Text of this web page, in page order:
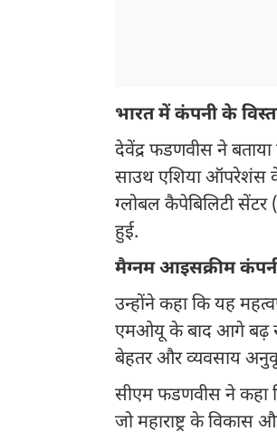
भारत में कंपनी के
देवेंद्र फडणवीस ने
साउथ एशिया ऑपरेशंस
ग्लोबल कैपेबिलिटी सेंटर
हुई.
मैग्नम आइसक्रीम
उन्होंने कहा कि यह
एमओयू के बाद आगे बढ़ रही
बेहतर और व्यवसाय
सीएम फडणवीस ने कहा
जो महाराष्ट्र के